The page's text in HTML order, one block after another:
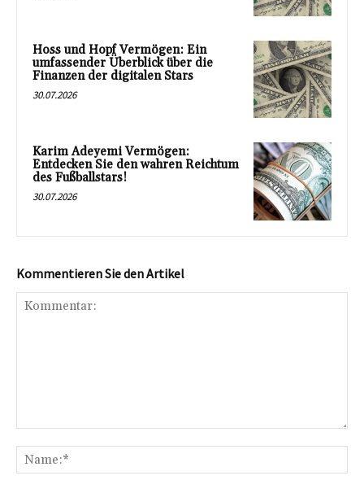
Hoss und Hopf Vermögen: Ein
umfassender Überblick über die
Finanzen der digitalen Stars
30.07.2026
Karim Adeyemi Vermögen:
Entdecken Sie den wahren Reichtum
des Fußballstars!
30.07.2026
Kommentieren Sie den Artikel